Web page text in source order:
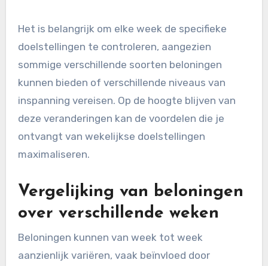
Het is belangrijk om elke week de specifieke
doelstellingen te controleren, aangezien
sommige verschillende soorten beloningen
kunnen bieden of verschillende niveaus van
inspanning vereisen. Op de hoogte blijven van
deze veranderingen kan de voordelen die je
ontvangt van wekelijkse doelstellingen
maximaliseren.
Vergelijking van beloningen
over verschillende weken
Beloningen kunnen van week tot week
aanzienlijk variëren, vaak beïnvloed door